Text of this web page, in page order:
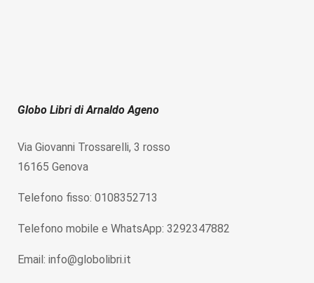
Globo Libri di Arnaldo Ageno
Via Giovanni Trossarelli, 3 rosso
16165 Genova
Telefono fisso: 0108352713
Telefono mobile e WhatsApp: 3292347882
Email: info@globolibri.it